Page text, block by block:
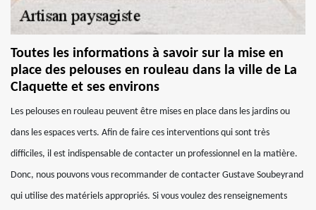
Toutes les informations à savoir sur la mise en
place des pelouses en rouleau dans la ville de La
Claquette et ses environs
Les pelouses en rouleau peuvent être mises en place dans les jardins ou
dans les espaces verts. Afin de faire ces interventions qui sont très
difficiles, il est indispensable de contacter un professionnel en la matière.
Donc, nous pouvons vous recommander de contacter Gustave Soubeyrand
qui utilise des matériels appropriés. Si vous voulez des renseignements